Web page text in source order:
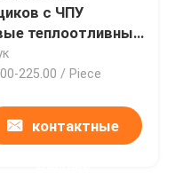
с ЧПУ
теплоотливные
225.00 / Piece
контактные